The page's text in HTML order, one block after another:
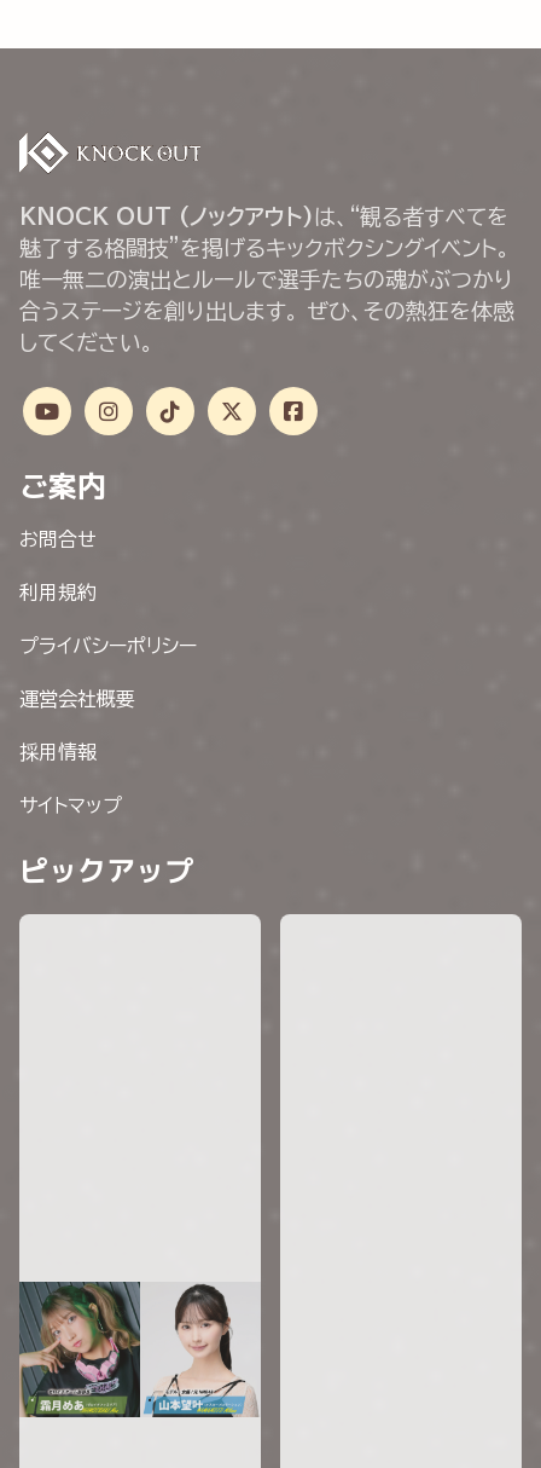
KNOCK OUT (ノックアウト) は、“観る者すべてを
魅了する格闘技”を掲げるキックボクシングイベント。
唯一無二の演出とルールで選手たちの魂がぶつかり
合うステージを創り出します。 ぜひ、その熱狂を体感
してください。
ご案内
お問合せ
利用規約
プライバシーポリシー
運営会社概要
採用情報
サイトマップ
ピックアップ